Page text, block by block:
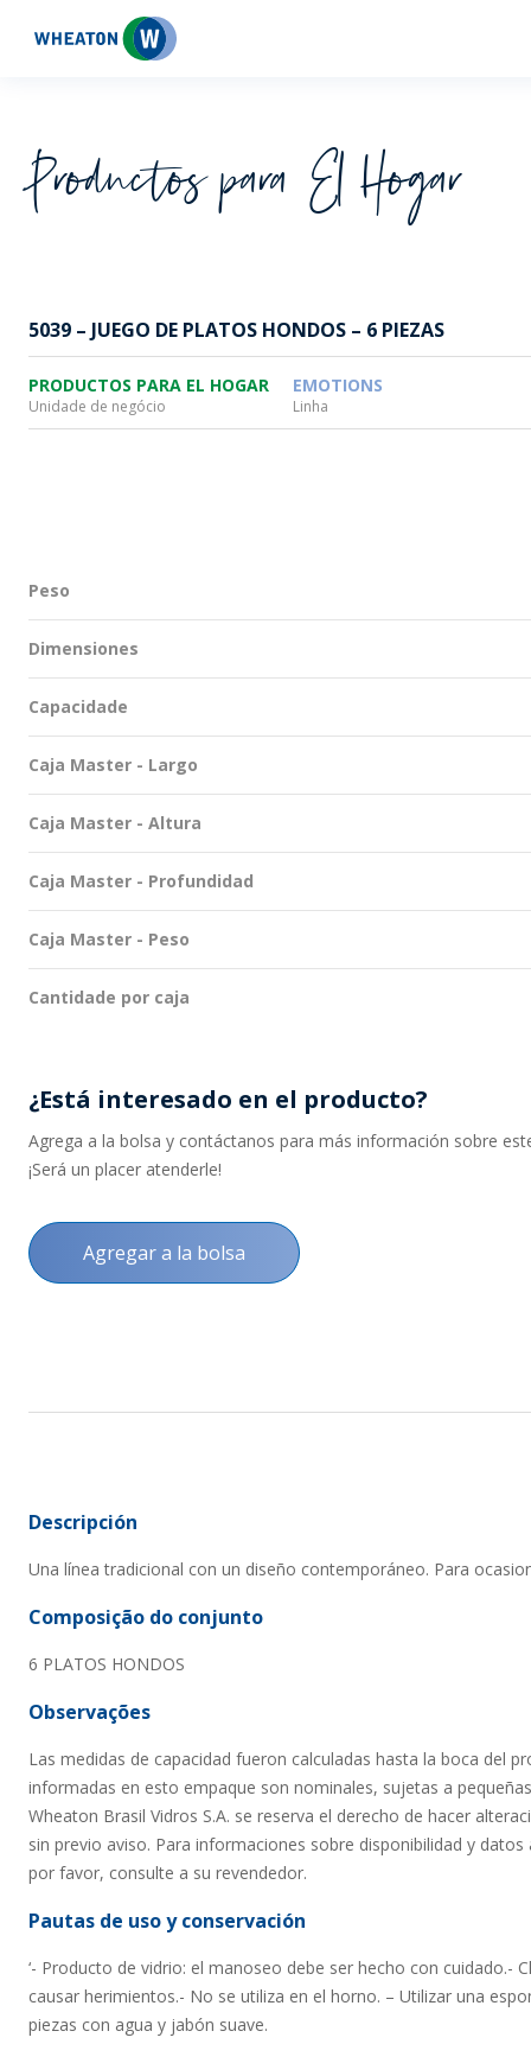
Wheaton
Productos para El Hogar
5039 – JUEGO DE PLATOS HONDOS – 6 PIEZAS
PRODUCTOS PARA EL HOGAR
Unidade de negócio
EMOTIONS
Linha
Peso
Dimensiones
Capacidade
Caja Master - Largo
Caja Master - Altura
Caja Master - Profundidad
Caja Master - Peso
Cantidade por caja
¿Está interesado en el producto?
Agrega a la bolsa y contáctanos para más información sobre
¡Será un placer atenderle!
Agregar a la bolsa
Descripción
Una línea tradicional con un diseño contemporáneo. Para
Composição do conjunto
6 PLATOS HONDOS
Observações
Las medidas de capacidad fueron calculadas hasta la boca del
informadas en esto empaque son nominales, sujetas a
Wheaton Brasil Vidros S.A. se reserva el derecho de hacer
sin previo aviso. Para informaciones sobre disponibilidad y datos
por favor, consulte a su revendedor.
Pautas de uso y conservación
‘- Producto de vidrio: el manoseo debe ser hecho con cuidado.-
causar herimientos.- No se utiliza en el horno. – Utilizar una
piezas con agua y jabón suave.